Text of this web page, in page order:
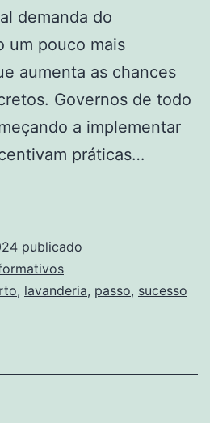
demanda do
um pouco mais
aumenta as chances
Governos de todo
a implementar
práticas…
publicado
, lavanderia, passo, sucesso